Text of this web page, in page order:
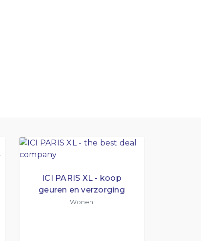
ICI PARIS XL - koop
geuren en verzorging
Wonen